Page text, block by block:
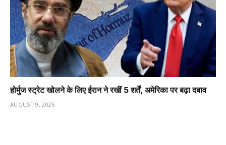
होर्मुज स्ट्रेट खोलने के लिए ईरान ने रखीं 5 शर्तें, अमेरिका पर बढ़ा दबाव
AUGUST 9, 2026